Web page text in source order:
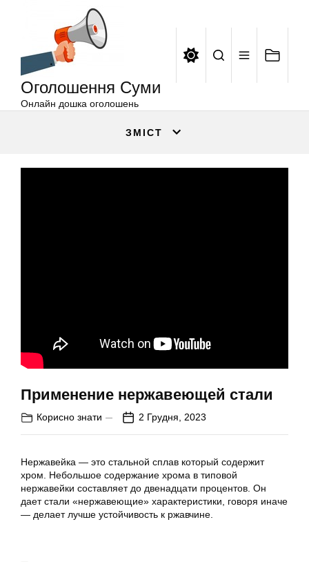
Оголошення Суми
Онлайн дошка оголошень
ЗМІСТ
Применение нержавеющей стали
Корисно знати 2 Грудня, 2023
Нержавейка — это стальной сплав который содержит
хром. Небольшое содержание хрома в типовой
нержавейки составляет до двенадцати процентов. Он
дает стали «нержавеющие» характеристики, говоря иначе
— делает лучше устойчивость к ржавчине.